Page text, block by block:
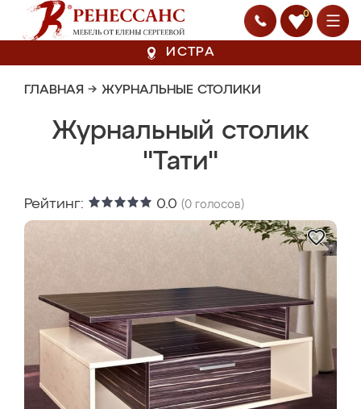
0
ИСТРА
ГЛАВНАЯ → ЖУРНАЛЬНЫЕ СТОЛИКИ
Журнальный столик
"Тати"
Рейтинг: 0.0 (0 голосов)